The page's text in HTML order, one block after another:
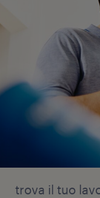
trova il tuo